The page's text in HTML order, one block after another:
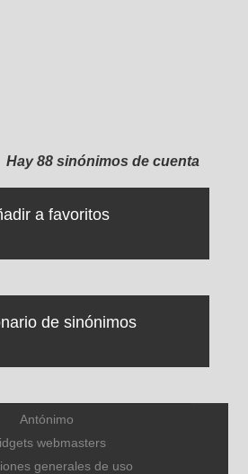
Hay 88 sinónimos de cuenta
a favoritos
de sinónimos
Antónimo
webmasters
generales de uso